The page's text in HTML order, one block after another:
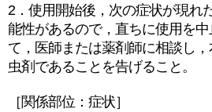
2．使用開始後，次の症状が現れ
能性があるので，直ちに使用を
て，医師または薬剤師に相談し
虫剤であることを告げること。
［関係部位：症状］